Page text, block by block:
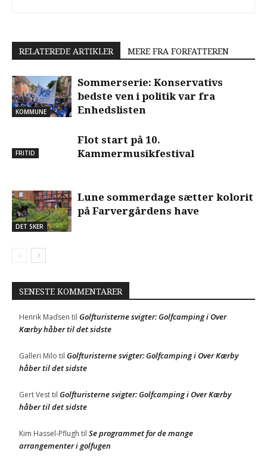
RELATEREDE ARTIKLER MERE FRA FORFATTEREN
KOMMUNE
Sommerserie: Konservativs
bedste ven i politik var fra
Enhedslisten
FRITID
Flot start på 10.
Kammermusikfestival
DET SKER
Lune sommerdage sætter kolorit
på Farvergårdens have
SENESTE KOMMENTARER
Henrik Madsen til Golfturisterne svigter: Golfcamping i Over
Kærby håber til det sidste
Galleri Milo til Golfturisterne svigter: Golfcamping i Over Kærby
håber til det sidste
Gert Vesttil Golfturisterne svigter: Golfcamping i Over Kærby
håber til det sidste
Kim Hassel-Pflugh til Se programmet for de mange
arrangementer i golfugen